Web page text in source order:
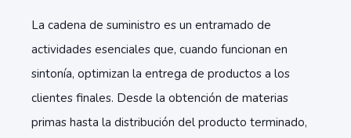
La cadena de suministro es un entramado de
actividades esenciales que, cuando funcionan en
sintonía, optimizan la entrega de productos a los
clientes finales. Desde la obtención de materias
primas hasta la distribución del producto terminado,